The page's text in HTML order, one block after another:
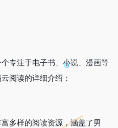
专注于电子书、小说、漫画等
阅读的详细介绍：
多样的阅读资源，涵盖了男